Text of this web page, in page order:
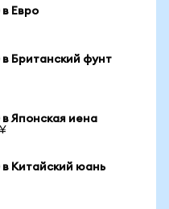
Евро
Британский фунт
Японская иена
Китайский юань